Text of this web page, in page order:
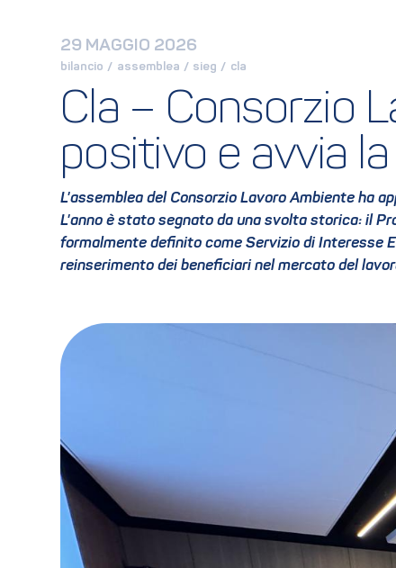
29 MAGGIO 2026
bilancio / assemblea / sieg / cla
Cla – Consorzio
positivo e avvia
L'assemblea del Consorzio Lavoro Ambiente ha
L'anno è stato segnato da una svolta storica: il
formalmente definito come Servizio di Interesse
reinserimento dei beneficiari nel mercato del